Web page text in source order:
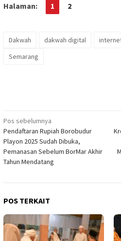
Halaman: 1 2
Dakwah dakwah digital
Semarang
Navigasi
pos
Pos sebelumnya
Pendaftaran Rupiah Borobudur
Playon 2025 Sudah Dibuka,
Pemanasan Sebelum BorMar Akhir
Tahun Mendatang
POS TERKAIT